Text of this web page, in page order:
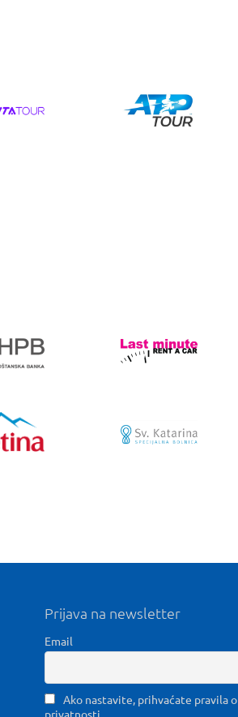
Prijava na newsletter
Email
Ako nastavite, prihvaćate pravila o
privatnosti